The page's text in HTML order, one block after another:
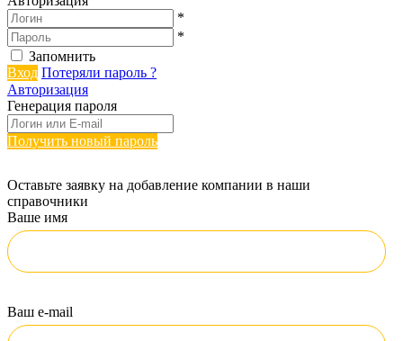
*
*
Запомнить
Вход Потеряли пароль ?
Авторизация
Генерация пароля
Получить новый пароль
Оставьте заявку на добавление компании в наши
справочники
Ваше имя
Ваш e-mail